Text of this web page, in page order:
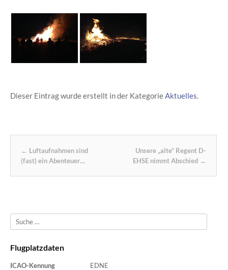
Dieser Eintrag wurde erstellt in der KategorieAktuelles.
← Luftaufnahmen sind
(fast) ein Abenteuer…
Unsere „alte“ Regent D-
EHSE nimmt Abschied →
Suche
Flugplatzdaten
ICAO-Kennung
EDNE